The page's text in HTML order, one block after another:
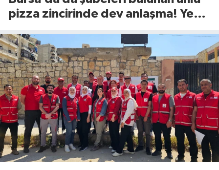
pizza zincirinde dev anlaşma! Yeni